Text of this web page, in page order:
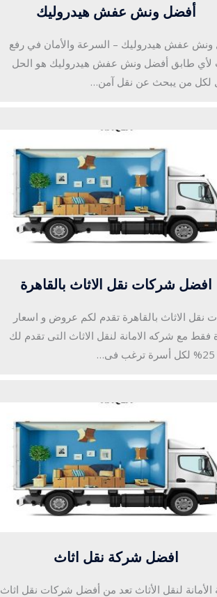
أفضل ونش عفش هيدروليك
عفش هيدروليك – السرعة والأمان في رفع
لأي طابق أفضل ونش عفش هيدروليك هو الحل
لكل من يبحث عن نقل آمن…
افضل شركات نقل الاثاث بالقاهرة
نقل الاثاث بالقاهرة تقدم لكم عروض و اسعار
فقط مع شركه الامانة لنقل الاثاث التى تقدم لك
افضل شركة نقل اثاث
لنقل الأثاث تعد من أفضل شركات نقل اثاث